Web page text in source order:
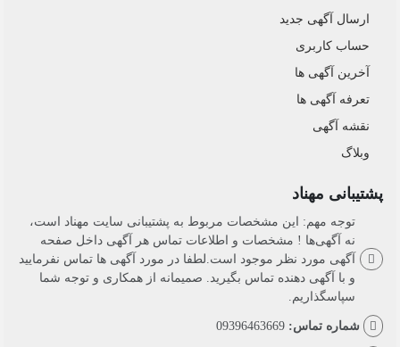
ارسال‌ آگهی جدید
حساب کاربری
آخرین آگهی ها
تعرفه آگهی ها
نقشه آگهی
وبلاگ
پشتیبانی مهناد
توجه مهم: این مشخصات مربوط به پشتیبانی سایت مهناد است،
نه آگهی‌ها ! مشخصات و اطلاعات تماس هر آگهی داخل صفحه
آگهی مورد نظر موجود است.لطفا در مورد آگهی ها تماس نفرمایید
و با آگهی دهنده تماس بگیرید. صمیمانه از همکاری و توجه شما
سپاسگذاریم.
شماره تماس:09396463669